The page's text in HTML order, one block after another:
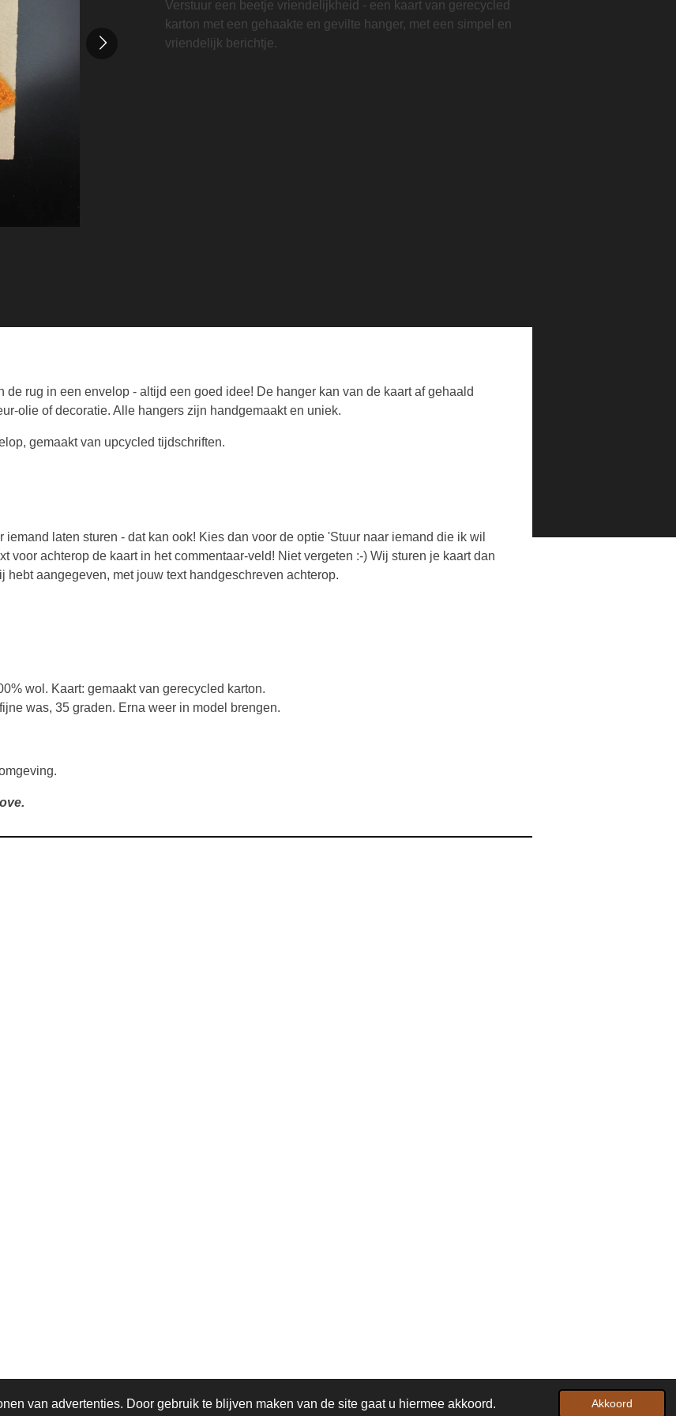
van advertenties. Door gebruik te blijven maken van de site gaat u hiermee akkoord. Akkoord
Verstuur een beetje vriendelijkheid - een kaart van gerecycled
karton met een gehaakte en gevilte hanger, met een simpel en
vriendelijk berichtje.
de rug in een envelop - altijd een goed idee! De hanger kan van de kaart af gehaald
olie of decoratie. Alle hangers zijn handgemaakt en uniek.
gemaakt van upcycled tijdschriften.
laten sturen - dat kan ook! Kies dan voor de optie 'Stuur naar iemand die ik wil
voor achterop de kaart in het commentaar-veld! Niet vergeten :-) Wij sturen je kaart dan
hebt aangegeven, met jouw text handgeschreven achterop.
wol. Kaart: gemaakt van gerecycled karton.
was, 35 graden. Erna weer in model brengen.
Powered by JouwWeb